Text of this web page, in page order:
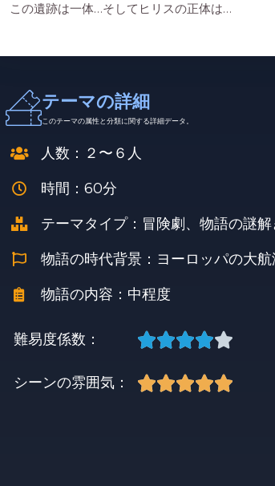
この遺跡は一体…そしてヒリスの正体は…
テーマの詳細
このテーマの属性と分類に関する詳細データ。
人数：２〜６人
時間：60分
テーマタイプ：冒険劇、物語の謎
物語の時代背景：ヨーロッパの大
物語の内容：中程度
難易度係数： 
シーンの雰囲気： 